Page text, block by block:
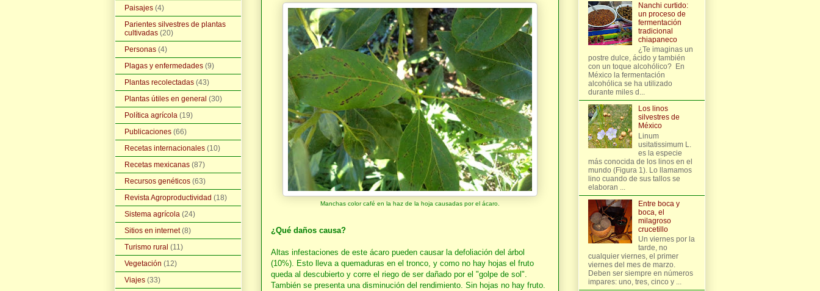
Manchas color café en la haz de la hoja causadas por el ácaro.
¿Qué daños causa?
Altas infestaciones de este ácaro pueden causar la defoliación del árbol
(10%). Esto lleva a quemaduras en el tronco, y como no hay hojas el fruto
queda al descubierto y corre el riego de ser dañado por el "golpe de sol".
También se presenta una disminución del rendimiento. Sin hojas no hay fruto.
Paisajes (4)
Parientes silvestres de plantas
cultivadas (20)
Personas (4)
Plagas y enfermedades (9)
Plantas recolectadas (43)
Plantas útiles en general (30)
Política agrícola (19)
Publicaciones (66)
Recetas internacionales (10)
Recetas mexicanas (87)
Recursos genéticos (63)
Revista Agroproductividad (18)
Sistema agrícola (24)
Sitios en internet (8)
Turismo rural (11)
Vegetación (12)
Viajes (33)
Nanchi curtido:
un proceso de
fermentación
tradicional
chiapaneco
¿Te imaginas un
postre dulce, ácido y también
con un toque alcohólico? En
México la fermentación
alcohólica se ha utilizado
durante miles d...
Los linos
silvestres de
México
Linum
usitatissimum L.
es la especie
más conocida de los linos en el
mundo (Figura 1). Lo llamamos
lino cuando de sus tallos se
elaboran ...
Entre boca y
boca, el
milagroso
crucetillo
Un viernes por la
tarde, no
cualquier viernes, el primer
viernes del mes de marzo.
Deben ser siempre en números
impares: uno, tres, cinco y ...